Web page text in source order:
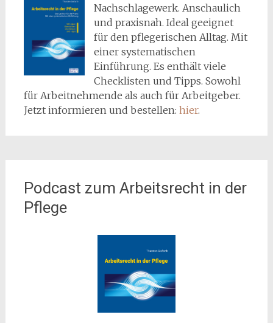
Nachschlagewerk. Anschaulich
und praxisnah. Ideal geeignet
für den pflegerischen Alltag. Mit
einer systematischen
Einführung. Es enthält viele
Checklisten und Tipps. Sowohl
für Arbeitnehmende als auch für Arbeitgeber.
Jetzt informieren und bestellen: hier.
Podcast zum Arbeitsrecht in der
Pflege